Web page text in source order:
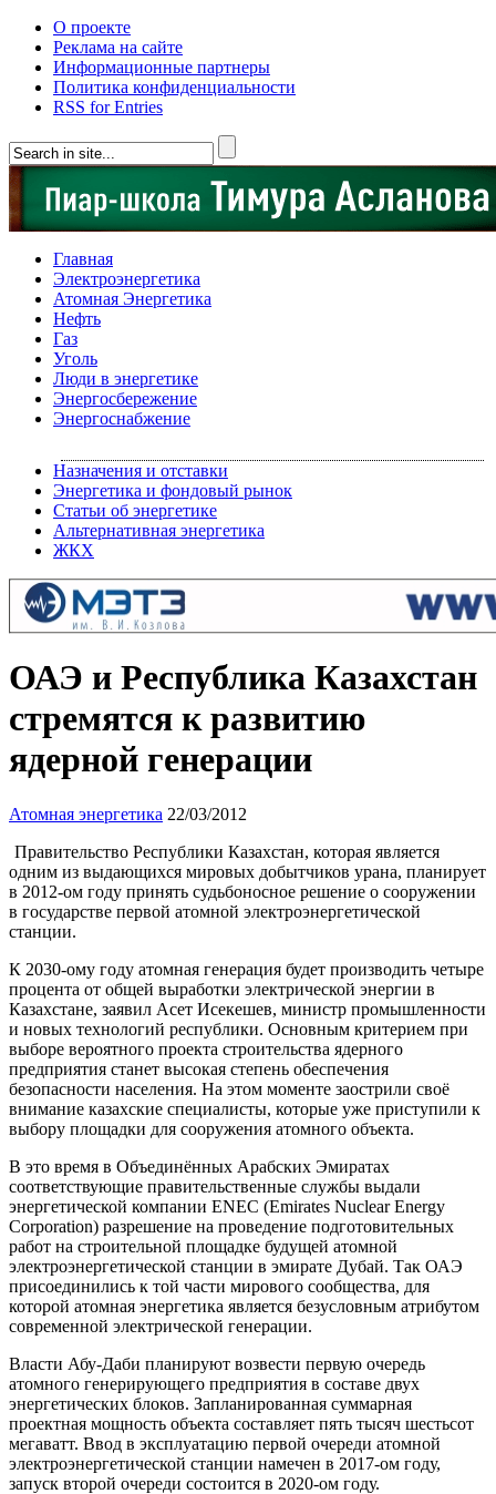
О проекте
Реклама на сайте
Информационные партнеры
Политика конфиденциальности
RSS for Entries
Главная
Электроэнергетика
Атомная Энергетика
Нефть
Газ
Уголь
Люди в энергетике
Энергосбережение
Энергоснабжение
Назначения и отставки
Энергетика и фондовый рынок
Статьи об энергетике
Альтернативная энергетика
ЖКХ
ОАЭ и Республика Казахстан
стремятся к развитию
ядерной генерации
Атомная энергетика 22/03/2012
Правительство Республики Казахстан, которая является
одним из выдающихся мировых добытчиков урана, планирует
в 2012-ом году принять судьбоносное решение о сооружении
в государстве первой атомной электроэнергетической
станции.
К 2030-ому году атомная генерация будет производить четыре
процента от общей выработки электрической энергии в
Казахстане, заявил Асет Исекешев, министр промышленности
и новых технологий республики. Основным критерием при
выборе вероятного проекта строительства ядерного
предприятия станет высокая степень обеспечения
безопасности населения. На этом моменте заострили своё
внимание казахские специалисты, которые уже приступили к
выбору площадки для сооружения атомного объекта.
В это время в Объединённых Арабских Эмиратах
соответствующие правительственные службы выдали
энергетической компании ENEC (Emirates Nuclear Energy
Corporation) разрешение на проведение подготовительных
работ на строительной площадке будущей атомной
электроэнергетической станции в эмирате Дубай. Так ОАЭ
присоединились к той части мирового сообщества, для
которой атомная энергетика является безусловным атрибутом
современной электрической генерации.
Власти Абу-Даби планируют возвести первую очередь
атомного генерирующего предприятия в составе двух
энергетических блоков. Запланированная суммарная
проектная мощность объекта составляет пять тысяч шестьсот
мегаватт. Ввод в эксплуатацию первой очереди атомной
электроэнергетической станции намечен в 2017-ом году,
запуск второй очереди состоится в 2020-ом году.